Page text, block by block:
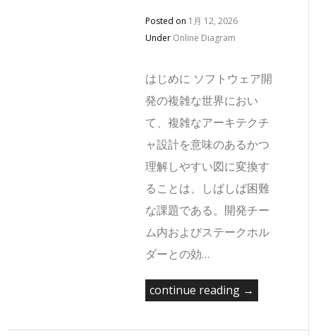
Posted on 1月 12, 2026
Under Online Diagram
はじめに ソフトウェア開
発の複雑な世界におい
て、複雑なアーキテクチ
ャ設計を意味のあるかつ
理解しやすい図に変換す
ることは、しばしば困難
な課題である。開発チー
ム内およびステークホル
ダーとの効…
continue reading →